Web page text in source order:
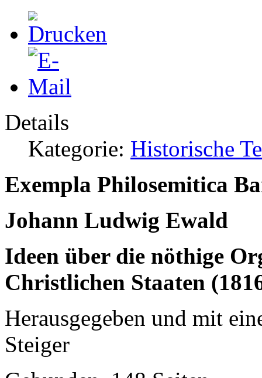
Details
Kategorie: Historische
Exempla Philosemitica
Johann Ludwig Ewald
Ideen über die nöthige
Christlichen Staaten
Herausgegeben und mit
Steiger